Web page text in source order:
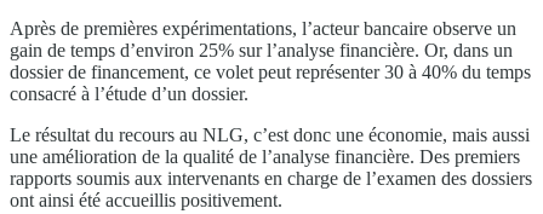
Après de premières expérimentations, l’acteur bancaire observe un
gain de temps d’environ 25% sur l’analyse financière. Or, dans un
dossier de financement, ce volet peut représenter 30 à 40% du temps
consacré à l’étude d’un dossier.
Le résultat du recours au NLG, c’est donc une économie, mais aussi
une amélioration de la qualité de l’analyse financière. Des premiers
rapports soumis aux intervenants en charge de l’examen des dossiers
ont ainsi été accueillis positivement.